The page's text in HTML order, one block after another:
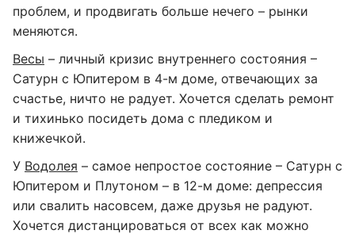
проблем, и продвигать больше нечего – рынки
меняются.
Весы – личный кризис внутреннего состояния –
Сатурн с Юпитером в 4-м доме, отвечающих за
счастье, ничто не радует. Хочется сделать ремонт
и тихинько посидеть дома с пледиком и
книжечкой.
У Водолея – самое непростое состояние – Сатурн с
Юпитером и Плутоном – в 12-м доме: депрессия
или свалить насовсем, даже друзья не радуют.
Хочется дистанцироваться от всех как можно